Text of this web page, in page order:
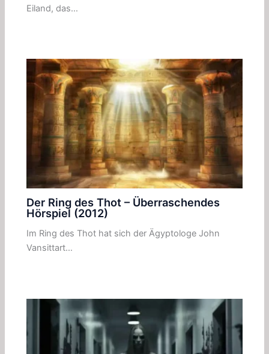
Eiland, das…
Der Ring des Thot – Überraschendes
Hörspiel (2012)
Im Ring des Thot hat sich der Ägyptologe John
Vansittart…